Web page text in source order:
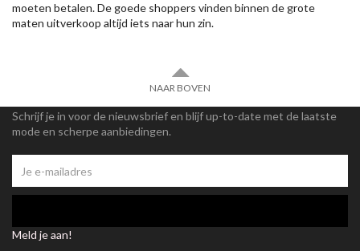
moeten betalen. De goede shoppers vinden binnen de grote
maten uitverkoop altijd iets naar hun zin.
NAAR BOVEN
Schrijf je in voor de nieuwsbrief en blijf up-to-date met de laatste
mode en scherpe aanbiedingen.
Meld je aan!